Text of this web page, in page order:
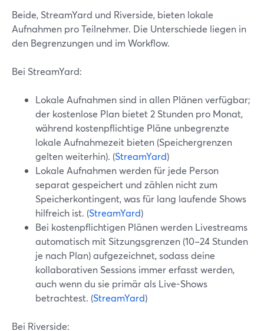
Beide, StreamYard und Riverside, bieten lokale
Aufnahmen pro Teilnehmer. Die Unterschiede liegen in
den Begrenzungen und im Workflow.
Bei StreamYard:
Lokale Aufnahmen sind in allen Plänen verfügbar;
der kostenlose Plan bietet 2 Stunden pro Monat,
während kostenpflichtige Pläne unbegrenzte
lokale Aufnahmezeit bieten (Speichergrenzen
gelten weiterhin). (StreamYard)
Lokale Aufnahmen werden für jede Person
separat gespeichert und zählen nicht zum
Speicherkontingent, was für lang laufende Shows
hilfreich ist. (StreamYard)
Bei kostenpflichtigen Plänen werden Livestreams
automatisch mit Sitzungsgrenzen (10–24 Stunden
je nach Plan) aufgezeichnet, sodass deine
kollaborativen Sessions immer erfasst werden,
auch wenn du sie primär als Live-Shows
betrachtest. (StreamYard)
Bei Riverside: